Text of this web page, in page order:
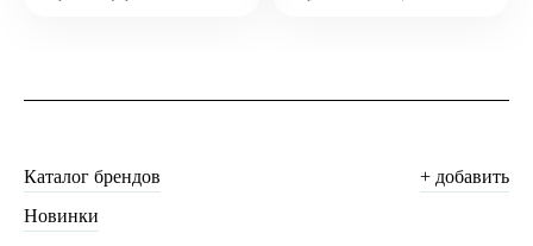
Каталог брендов
Новинки
+ добавить